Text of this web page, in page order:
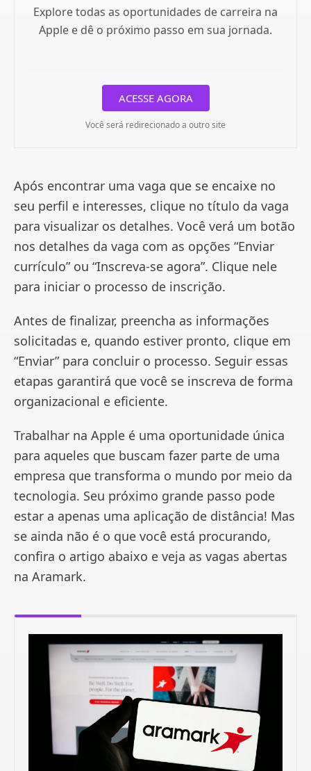
Explore todas as oportunidades de carreira na
Apple e dê o próximo passo em sua jornada.
ACESSE AGORA
Você será redirecionado a outro site
Após encontrar uma vaga que se encaixe no
seu perfil e interesses, clique no título da vaga
para visualizar os detalhes. Você verá um botão
nos detalhes da vaga com as opções “Enviar
currículo” ou “Inscreva-se agora”. Clique nele
para iniciar o processo de inscrição.
Antes de finalizar, preencha as informações
solicitadas e, quando estiver pronto, clique em
“Enviar” para concluir o processo. Seguir essas
etapas garantirá que você se inscreva de forma
organizacional e eficiente.
Trabalhar na Apple é uma oportunidade única
para aqueles que buscam fazer parte de uma
empresa que transforma o mundo por meio da
tecnologia. Seu próximo grande passo pode
estar a apenas uma aplicação de distância! Mas
se ainda não é o que você está procurando,
confira o artigo abaixo e veja as vagas abertas
na Aramark.